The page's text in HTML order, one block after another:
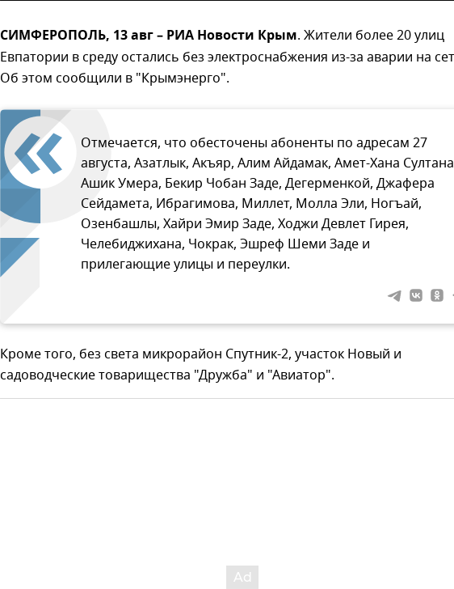
СИМФЕРОПОЛЬ, 13 авг – РИА Новости Крым. Жители более 20 улиц
Евпатории в среду остались без электроснабжения из-за аварии на
Об этом сообщили в "Крымэнерго".
Отмечается, что обесточены абоненты по адресам 27
августа, Азатлык, Акъяр, Алим Айдамак, Амет-Хана
Ашик Умера, Бекир Чобан Заде, Дегерменкой, Джафера
Сейдамета, Ибрагимова, Миллет, Молла Эли, Ногъай,
Озенбашлы, Хайри Эмир Заде, Ходжи Девлет Гирея,
Челебиджихана, Чокрак, Эшреф Шеми Заде и
прилегающие улицы и переулки.
Кроме того, без света микрорайон Спутник-2, участок Новый и
садоводческие товарищества "Дружба" и "Авиатор".